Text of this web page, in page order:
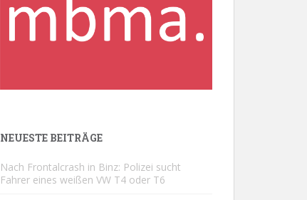
NEUESTE BEITRÄGE
Nach Frontalcrash in Binz: Polizei sucht
Fahrer eines weißen VW T4 oder T6